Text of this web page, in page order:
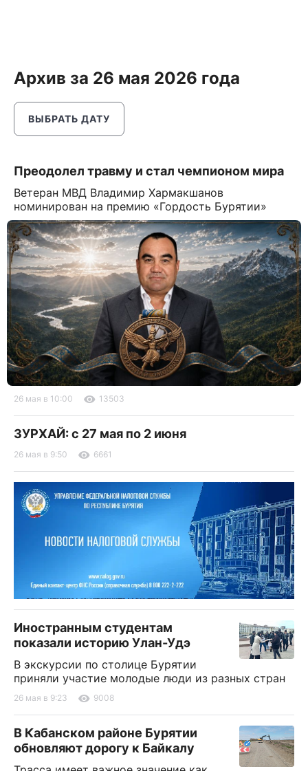
Архив за 26 мая 2026 года
ВЫБРАТЬ ДАТУ
Преодолел травму и стал чемпионом мира
Ветеран МВД Владимир Хармакшанов
номинирован на премию «Гордость Бурятии»
26 мая в 10:00 13503
ЗУРХАЙ: с 27 мая по 2 июня
26 мая в 9:50 6661
Иностранным студентам
показали историю Улан-Удэ
В экскурсии по столице Бурятии
приняли участие молодые люди из разных стран
26 мая в 9:23 9008
В Кабанском районе Бурятии
обновляют дорогу к Байкалу